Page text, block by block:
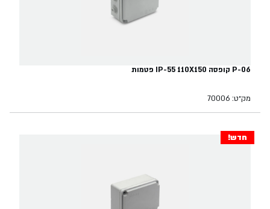
P-06 קופסה IP-55 110X150 פטמות
מק״ט: 70006
חדש!